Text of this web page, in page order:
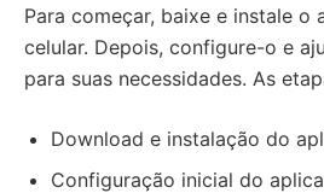
Para começar, baixe e instale o
celular. Depois, configure-o e
para suas necessidades. As
Download e instalação do
Configuração inicial do